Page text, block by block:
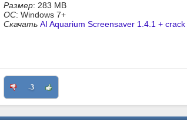
Размер: 283 MB
ОС: Windows 7+
Скачать AI Aquarium Screensaver 1.4.1 + crack
-3